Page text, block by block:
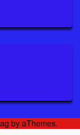
by aThemes.